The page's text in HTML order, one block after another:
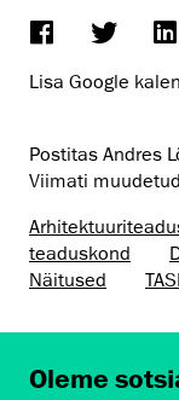
Lisa Google
Postitas Andres
Viimati muudetud
teaduskond
Näitused
Oleme